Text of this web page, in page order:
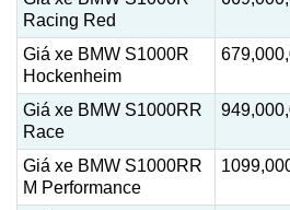
Racing Red
Giá xe BMW S1000R
Hockenheim
Giá xe BMW S1000RR
Race
Giá xe BMW S1000RR
M Performance